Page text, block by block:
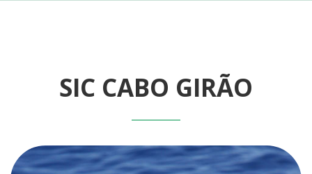
SIC CABO GIRÃO